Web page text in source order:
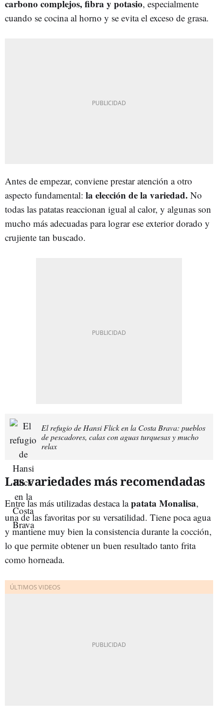
carbono complejos, fibra y potasio, especialmente
cuando se cocina al horno y se evita el exceso de grasa.
Antes de empezar, conviene prestar atención a otro
aspecto fundamental: la elección de la variedad. No
todas las patatas reaccionan igual al calor, y algunas son
mucho más adecuadas para lograr ese exterior dorado y
crujiente tan buscado.
El refugio de Hansi Flick en la Costa Brava: pueblos
de pescadores, calas con aguas turquesas y mucho
relax
Las variedades más recomendadas
Entre las más utilizadas destaca lapatata Monalisa,
una de las favoritas por su versatilidad. Tiene poca agua
y mantiene muy bien la consistencia durante la cocción,
lo que permite obtener un buen resultado tanto frita
como horneada.